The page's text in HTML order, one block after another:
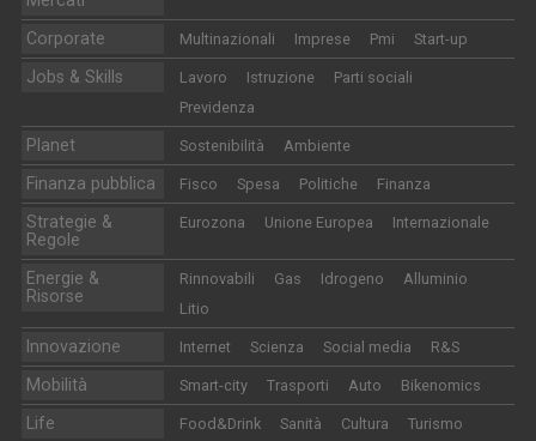
Corporate Multinazionali Imprese Pmi Start-up
Jobs & Skills Lavoro Istruzione
Parti sociali
Previdenza
Planet Sostenibilità Ambiente
Finanza pubblica Fisco Spesa Politiche Finanza
Strategie &
Regole
Eurozona Unione Europea Internazionale
Energie &
Risorse
Rinnovabili Gas Idrogeno
Alluminio
Litio
Innovazione Internet Scienza Social media R&S
Mobilità Smart-city Trasporti Auto Bikenomics
Life Food&Drink Sanità Cultura Turismo